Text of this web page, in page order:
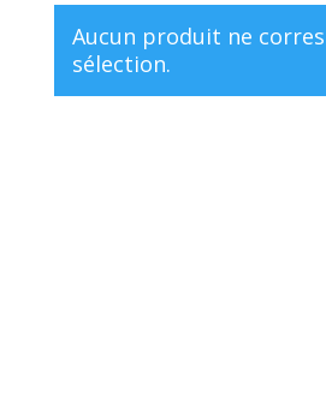
Aucun produit ne
sélection.